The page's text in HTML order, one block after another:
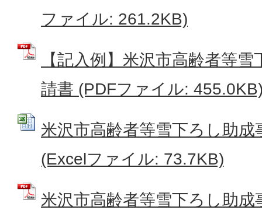
ファイル: 261.2KB)
【記入例】米沢市高齢者等
請書 (PDFファイル:
米沢市高齢者等雪下ろし助成
(Excelファイル: 73.7KB)
米沢市高齢者等雪下ろし助成